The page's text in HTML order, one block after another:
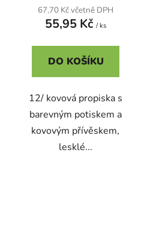
67,70 Kč včetně DPH
55,95 Kč / ks
DO KOŠÍKU
12/ kovová propiska s
barevným potiskem a
kovovým přívěskem,
lesklé...